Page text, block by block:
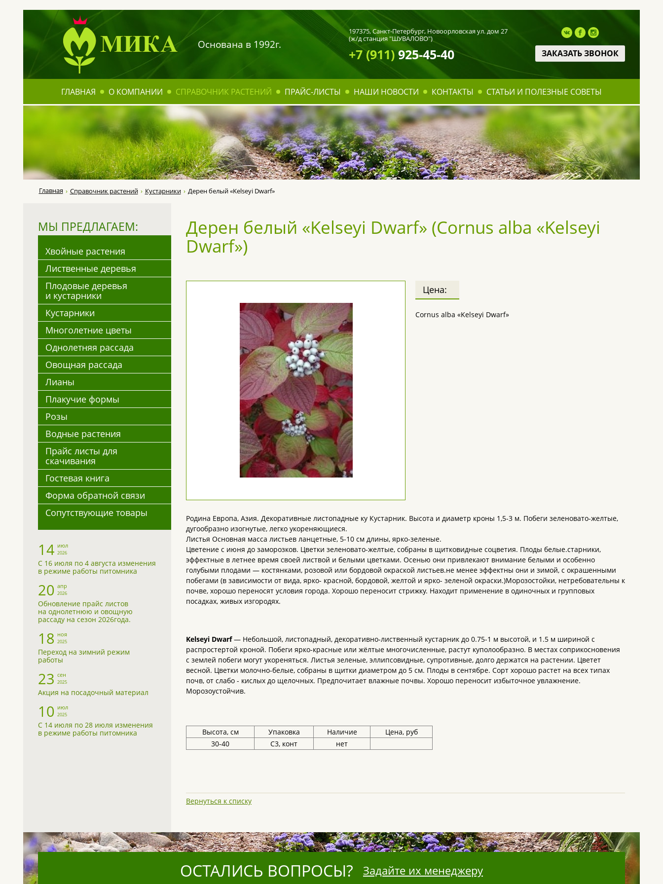
Основана в 1992г.
197375,Санкт-Петербург, Новоорловская ул. дом 27
(ж/д станция "ШУВАЛОВО")
+7 (911)925-45-40 ЗАКАЗАТЬ ЗВОНОК
ГЛАВНАЯ О КОМПАНИИ СПРАВОЧНИК РАСТЕНИЙ ПРАЙС-ЛИСТЫ НАШИ НОВОСТИ КОНТАКТЫ СТАТЬИ И ПОЛЕЗНЫЕ СОВЕТЫ
Главная Справочник растений Кустарники Дерен белый «Kelseyi Dwarf»
МЫ ПРЕДЛАГАЕМ:
Хвойные растения
Лиственные деревья
Плодовые деревья
и кустарники
Кустарники
Многолетние цветы
Однолетняя рассада
Овощная рассада
Лианы
Плакучие формы
Розы
Водные растения
Прайс листы для
скачивания
Гостевая книга
Форма обратной связи
Сопутствующие товары
14 июл
2026
С 16 июля по 4 августа изменения
в режиме работы питомника
20 апр
2026
Обновление прайс листов
на однолетнюю и овощную
рассаду на сезон 2026года.
18 ноя
2025
Переход на зимний режим
работы
23 сен
2025
Акция на посадочный материал
10 июл
2025
С 14 июля по 28 июля изменения
в режиме работы питомника
Дерен белый «Kelseyi Dwarf» (Cornus alba «Kelseyi
Dwarf»)
Цена:
Cornus alba «Kelseyi Dwarf»
Родина Европа, Азия. Декоративные листопадные ку Кустарник. Высота и диаметр кроны 1,5-3 м. Побеги зеленовато-желтые,
дугообразно изогнутые, легко укореняющиеся.
Листья Основная масса листьев ланцетные, 5-10 см длины, ярко-зеленые.
Цветение с июня до заморозков. Цветки зеленовато-желтые, собраны в щитковидные соцветия. Плоды белые.старники,
эффектные в летнее время своей листвой и белыми цветками. Осенью они привлекают внимание белыми и особенно
голубыми плодами — костянками, розовой или бордовой окраской листьев.не менее эффектны они и зимой, с окрашенными
побегами (в зависимости от вида, ярко- красной, бордовой, желтой и ярко- зеленой окраски.)Морозостойки, нетребовательны к
почве, хорошо переносят условия города. Хорошо переносит стрижку. Находит применение в одиночных и групповых
посадках, живых изгородях.
Kelseyi Dwarf— Небольшой, листопадный, декоративно-лиственный кустарник до 0.75-1 м высотой, и 1.5 м шириной с
распростертой кроной. Побеги ярко-красные или жёлтые многочисленные, растут куполообразно. В местах соприкосновения
с землей побеги могут укореняться. Листья зеленые, эллипсовидные, супротивные, долго держатся на растении. Цветет
весной. Цветки молочно-белые, собраны в щитки диаметром до 5 см. Плоды в сентябре. Сорт хорошо растет на всех типах
почв, от слабо - кислых до щелочных. Предпочитает влажные почвы. Хорошо переносит избыточное увлажнение.
Морозоустойчив.
Высота, см Упаковка Наличие
Цена, руб
30-40
С3, конт нет
Вернуться к списку
ОСТАЛИСЬ ВОПРОСЫ? Задайте их менеджеру